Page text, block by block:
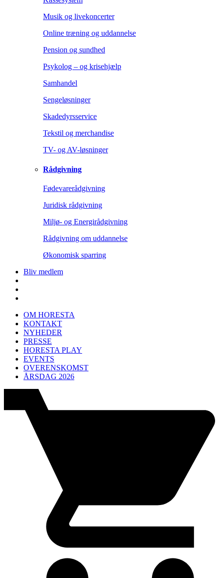
Musik og livekoncerter
Online træning og uddannelse
Pension og sundhed
Psykolog – og krisehjælp
Samhandel
Sengeløsninger
Skadedyrsservice
Tekstil og merchandise
TV- og AV-løsninger
Rådgivning
Fødevarerådgivning
Juridisk rådgivning
Miljø- og Energirådgivning
Rådgivning om uddannelse
Økonomisk sparring
Bliv medlem
OM HORESTA
KONTAKT
NYHEDER
PRESSE
HORESTA PLAY
EVENTS
OVERENSKOMST
ÅRSDAG 2026